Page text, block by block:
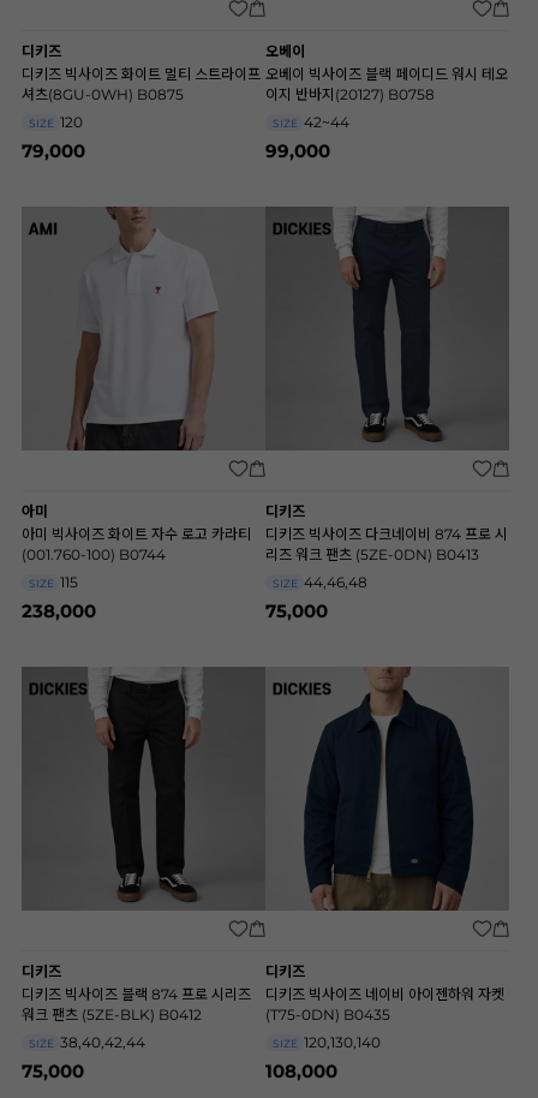
디키즈
디키즈 빅사이즈 화이트 멀티 스트라이프
셔츠(8GU-0WH) B0875
SIZE 120
79,000
오베이
오베이 빅사이즈 블랙 페이디드 워시 테오
이지 반바지(20127) B0758
SIZE 42~44
99,000
아미
아미 빅사이즈 화이트 자수 로고 카라티
(001.760-100) B0744
SIZE 115
238,000
디키즈
디키즈 빅사이즈 다크네이비 874 프로 시
리즈 워크 팬츠 (5ZE-0DN) B0413
SIZE 44,46,48
75,000
디키즈
디키즈 빅사이즈 블랙 874 프로 시리즈
워크 팬츠 (5ZE-BLK) B0412
SIZE 38,40,42,44
75,000
디키즈
디키즈 빅사이즈 네이비 아이젠하워 자켓
(T75-0DN) B0435
SIZE 120,130,140
108,000